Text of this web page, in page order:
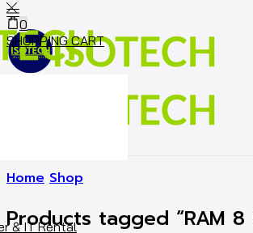
& IT Rental
0
SHOPPING CART
Home Shop
Products tagged “RAM 8